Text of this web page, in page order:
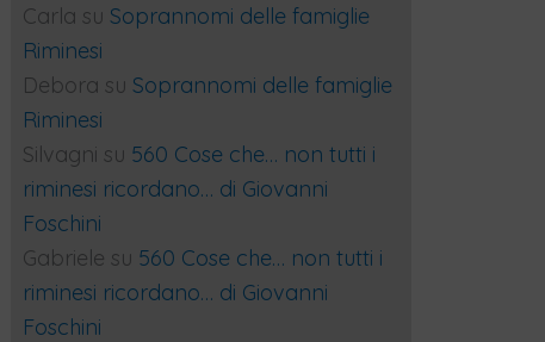
Carla su Soprannomi delle famiglie
Riminesi
Debora su Soprannomi delle famiglie
Riminesi
Silvagni su 560 Cose che… non tutti i
riminesi ricordano… di Giovanni
Foschini
Gabriele su 560 Cose che… non tutti i
riminesi ricordano… di Giovanni
Foschini